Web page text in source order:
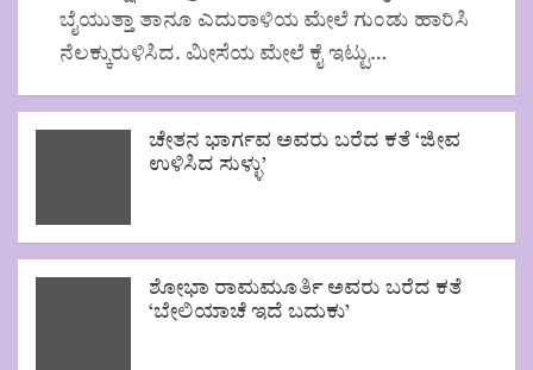
ಬೈಯುತ್ತಾ ತಾನೂ ಎದುರಾಳಿಯ ಮೇಲೆ ಗುಂಡು ಹಾರಿಸಿ
ನೆಲಕ್ಕುರುಳಿಸಿದ. ಮೀಸೆಯ ಮೇಲೆ ಕೈ ಇಟ್ಟು…
ಚೇತನ ಭಾರ್ಗವ ಅವರು ಬರೆದ ಕತೆ ‘ಜೀವ
ಉಳಿಸಿದ ಸುಳ್ಳು’
ಶೋಭಾ ರಾಮಮೂರ್ತಿ ಅವರು ಬರೆದ ಕತೆ
‘ಬೇಲಿಯಾಚೆ ಇದೆ ಬದುಕು’